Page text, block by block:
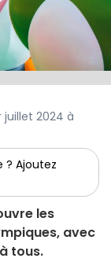
juillet 2024 à
? Ajoutez
les
avec
tous.